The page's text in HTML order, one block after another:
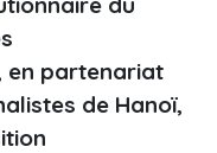
en partenariat
de Hanoï,